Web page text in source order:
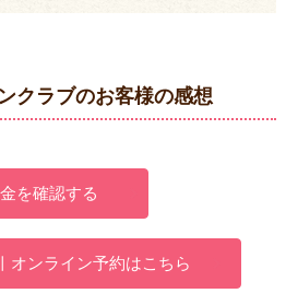
クラブのお客様の感想
を確認する
オンライン予約はこちら